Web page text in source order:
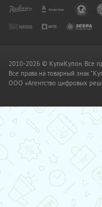
2010-2026 © КупиКупон. Все
Все права на товарный знак
OOO «Агентство цифровых